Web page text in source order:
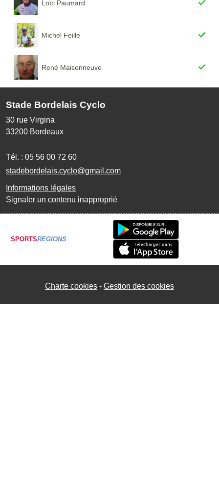
Loïc Paumard
Michel Feille
René Maisonneuve
Stade Bordelais Cyclo
30 rue Virgina
33200 Bordeaux
Tél. : 05 56 00 72 60
stadebordelais.cyclo@gmail.com
Informations légales
Signaler un contenu inapproprié
SPORTSREGIONS
Charte cookies Gestion des cookies